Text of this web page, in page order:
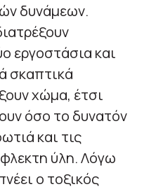
δυνάμεων.
εργοστάσια και
σκαπτικά
χώμα, έτσι
όσο το δυνατόν
και τις
ύλη. Λόγω
ο τοξικός